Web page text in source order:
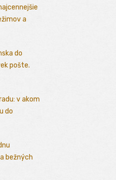
a
do
pošte.
v akom
do
bežných